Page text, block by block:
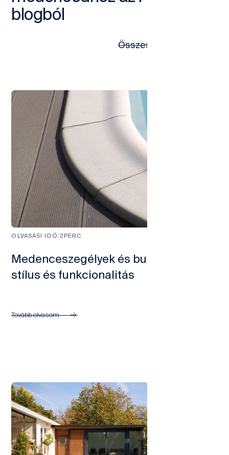
blogból
Összes bejegyzés
OLVASÁSI IDŐ:2PERC
Medenceszegélyek és burkolatok -
stílus és funkcionalitás
Tovább olvasom